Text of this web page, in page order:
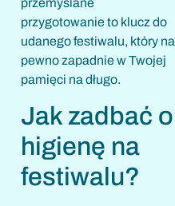
przemyślane
przygotowanie to klucz do
udanego festiwalu, który na
pewno zapadnie w Twojej
pamięci na długo.
Jak zadbać o
higienę na
festiwalu?